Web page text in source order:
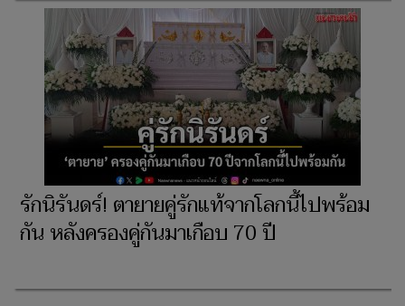
รักนิรันดร์! ตายายคู่รักแท้จากโลกนี้ไปพร้อม
กัน หลังครองคู่กันมาเกือบ 70 ปี